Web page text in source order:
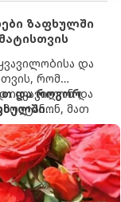
ზაფხულში
და
რომ
იყვავილონ და
მათ
მცენარის
სასუქები
და როგორ